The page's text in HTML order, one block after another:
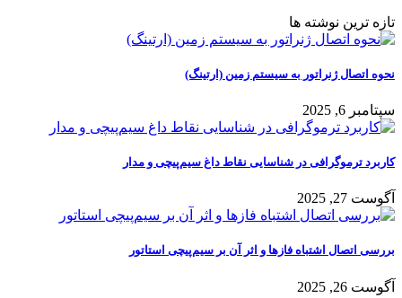
تازه ترین نوشته ها
نحوه اتصال ژنراتور به سیستم زمین (ارتینگ)
سپتامبر 6, 2025
کاربرد ترموگرافی در شناسایی نقاط داغ سیم‌پیچی و مدار
آگوست 27, 2025
بررسی اتصال اشتباه فازها و اثر آن بر سیم‌پیچی استاتور
آگوست 26, 2025